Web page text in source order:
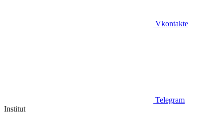
Vkontakte
Telegram
Institut